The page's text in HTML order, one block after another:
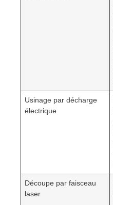
Usinage par décharge
électrique
Découpe par faisceau
laser